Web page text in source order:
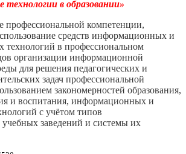
в образовании»
профессиональной компетенции,
средств информационных и
в профессиональном
организации информационной
для решения педагогических и
задач профессиональной
закономерностей образования,
и воспитания, информационных и
с учётом типов
заведений и системы их